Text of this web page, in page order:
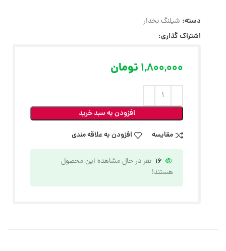
دسته: شیلنگ نخدار
اشتراک گذاری:
1,800,000 تومان
افزودن به سبد خرید
مقایسه
افزودن به علاقه مندی
16 نفر در حال مشاهده این محصول
هستند!